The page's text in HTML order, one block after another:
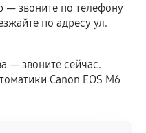
куплены
может
звоните по телефону
по адресу ул.
— звоните сейчас.
Canon EOS M6